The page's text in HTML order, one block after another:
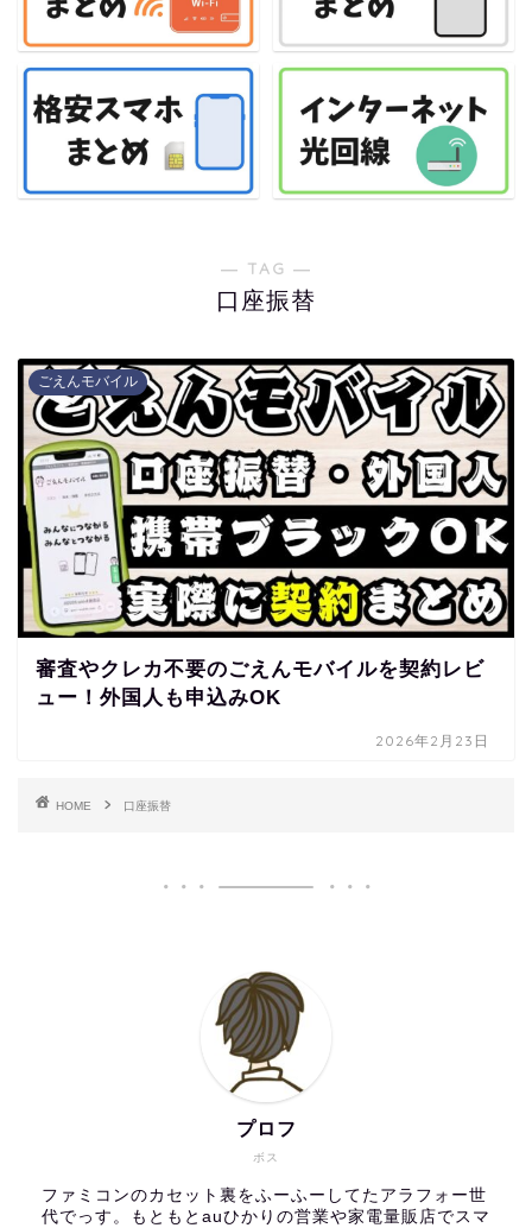
― TAG ―
口座振替
ごえんモバイル
審査やクレカ不要のごえんモバイルを契約レビ
ュー！外国人も申込みOK
2026年2月23日
HOME 口座振替
ボス
プロフ
ファミコンのカセット裏をふーふーしてたアラフォー世
代でっす。もともとauひかりの営業や家電量販店でスマ